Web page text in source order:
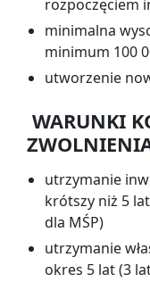
rozpoczęciem
minimalna
minimum 100
utworzenie
WARUNKI
utrzymanie
krótszy niż 5
dla MŚP)
utrzymanie
okres 5 lat (3